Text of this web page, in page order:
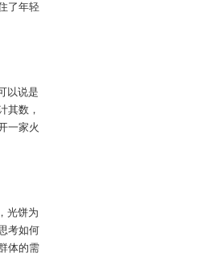
了年轻
以说是
其数，
一家火
光饼为
考如何
体的需